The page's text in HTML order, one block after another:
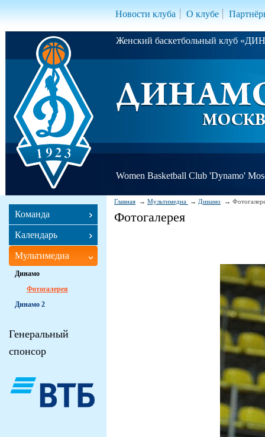
Новости клуба О клубе
Женский баскетбольный клуб
Women Basketball Club 'Dynamo'
Главная Мультимедиа Динамо
Фотогалерея
Команда
Календарь
Мультимедиа
Динамо
Фотогалерея
Динамо 2
Генеральный
спонсор